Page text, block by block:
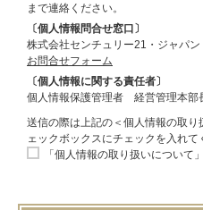
まで連絡ください。
〔個人情報問合せ窓口〕
株式会社センチュリー21・ジャパ
お問合せフォーム
〔個人情報に関する責任者〕
個人情報保護管理者 経営管理本部
送信の際は上記の＜個人情報の取
ェックボックスにチェックを入れて
「個人情報の取り扱いについて